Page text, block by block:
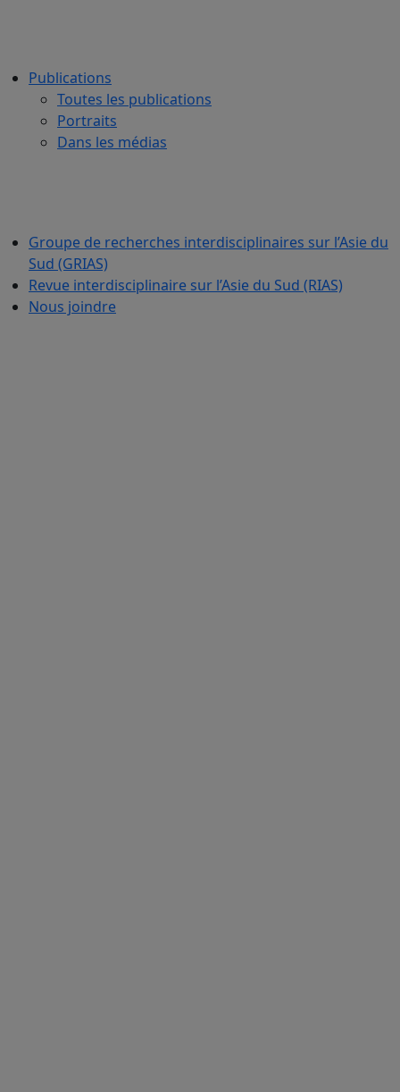
Publications
Toutes les publications
Portraits
Dans les médias
Groupe de recherches interdisciplinaires sur l’Asie du
Sud (GRIAS)
Revue interdisciplinaire sur l’Asie du Sud (RIAS)
Nous joindre